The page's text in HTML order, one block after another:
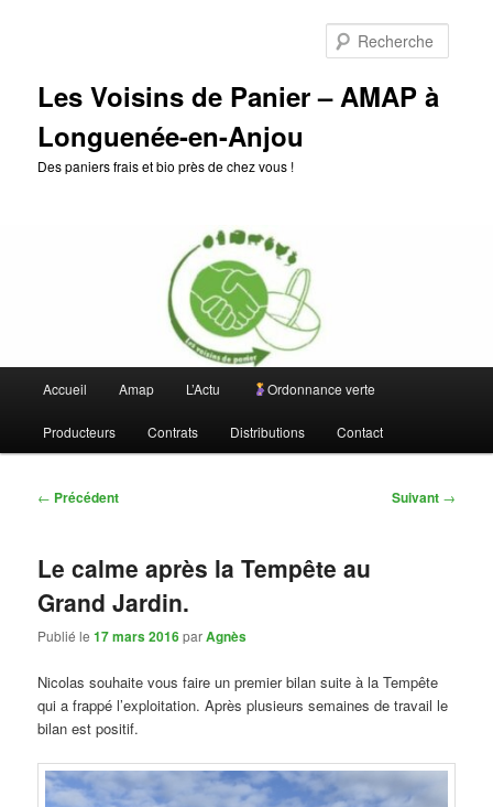
Les Voisins de Panier – AMAP à
Longuenée-en-Anjou
Des paniers frais et bio près de chez vous !
principal
Accueil Amap L’Actu Ordonnance verte
Producteurs Contrats Distributions Contact
Navigation
← Précédent Suivant →
Le calme après la Tempête au
Grand Jardin.
Publié le17 mars 2016parAgnès
Nicolas souhaite vous faire un premier bilan suite à la Tempête
qui a frappé l’exploitation. Après plusieurs semaines de travail le
bilan est positif.